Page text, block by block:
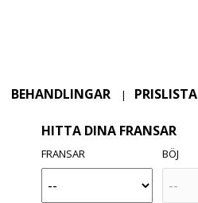
BEHANDLINGAR | PRISLISTA
HITTA DINA FRANSAR
FRANSAR BÖJ